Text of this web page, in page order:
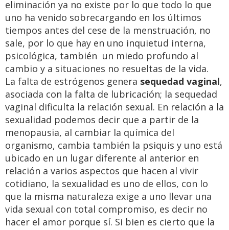
eliminación ya no existe por lo que todo lo que
uno ha venido sobrecargando en los últimos
tiempos antes del cese de la menstruación, no
sale, por lo que hay en uno inquietud interna,
psicológica, también un miedo profundo al
cambio y a situaciones no resueltas de la vida.
La falta de estrógenos genera sequedad vaginal,
asociada con la falta de lubricación; la sequedad
vaginal dificulta la relación sexual. En relación a la
sexualidad podemos decir que a partir de la
menopausia, al cambiar la química del
organismo, cambia también la psiquis y uno está
ubicado en un lugar diferente al anterior en
relación a varios aspectos que hacen al vivir
cotidiano, la sexualidad es uno de ellos, con lo
que la misma naturaleza exige a uno llevar una
vida sexual con total compromiso, es decir no
hacer el amor porque sí. Si bien es cierto que la